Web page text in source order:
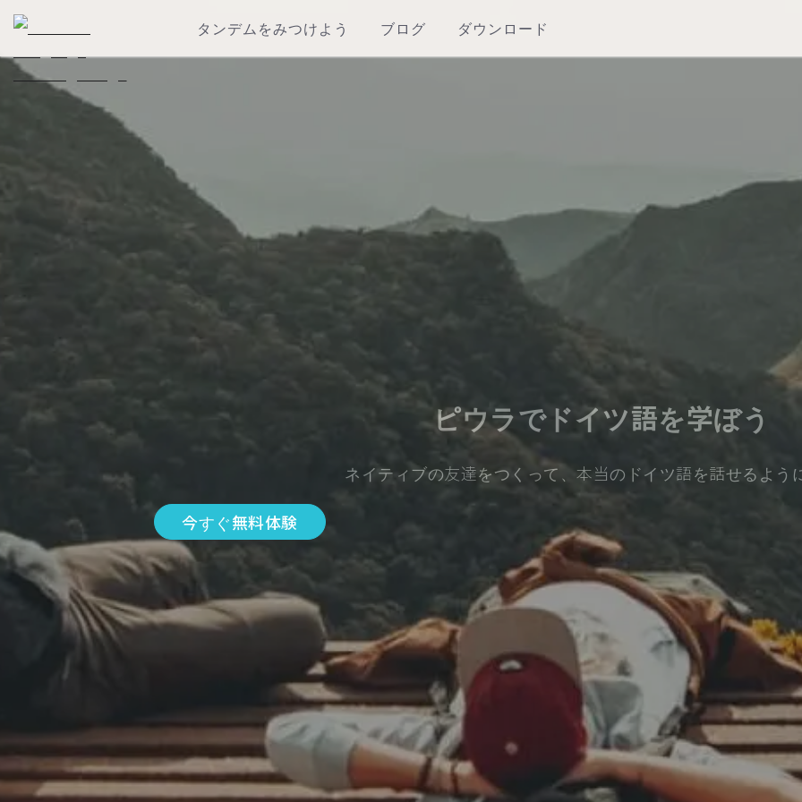
タンデムをみつけよう ブログ ダウンロード
ピウラでドイツ語を学ぼう
ネイティブの友達をつくって、本当のドイツ語を話せるよう
今すぐ無料体験